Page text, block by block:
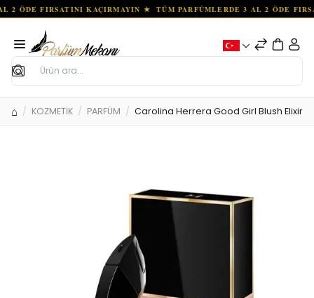
Ara
KOZMETİK PARFÜM Carolina Herrera Good Girl Blush Elixir